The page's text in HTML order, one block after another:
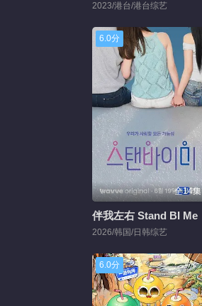
2023/港台/港台综艺
6.0分
全14集
伴我左右 Stand BI Me
2026/韩国/日韩综艺
6.0分